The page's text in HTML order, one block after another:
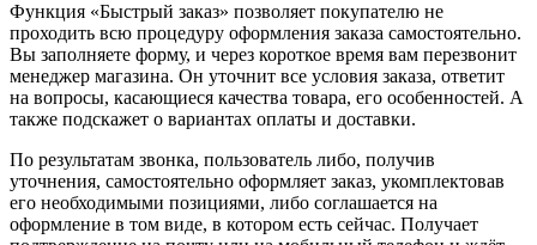
Функция «Быстрый заказ» позволяет покупателю не
проходить всю процедуру оформления заказа самостоятельно.
Вы заполняете форму, и через короткое время вам перезвонит
менеджер магазина. Он уточнит все условия заказа, ответит
на вопросы, касающиеся качества товара, его особенностей. А
также подскажет о вариантах оплаты и доставки.
По результатам звонка, пользователь либо, получив
уточнения, самостоятельно оформляет заказ, укомплектовав
его необходимыми позициями, либо соглашается на
оформление в том виде, в котором есть сейчас. Получает